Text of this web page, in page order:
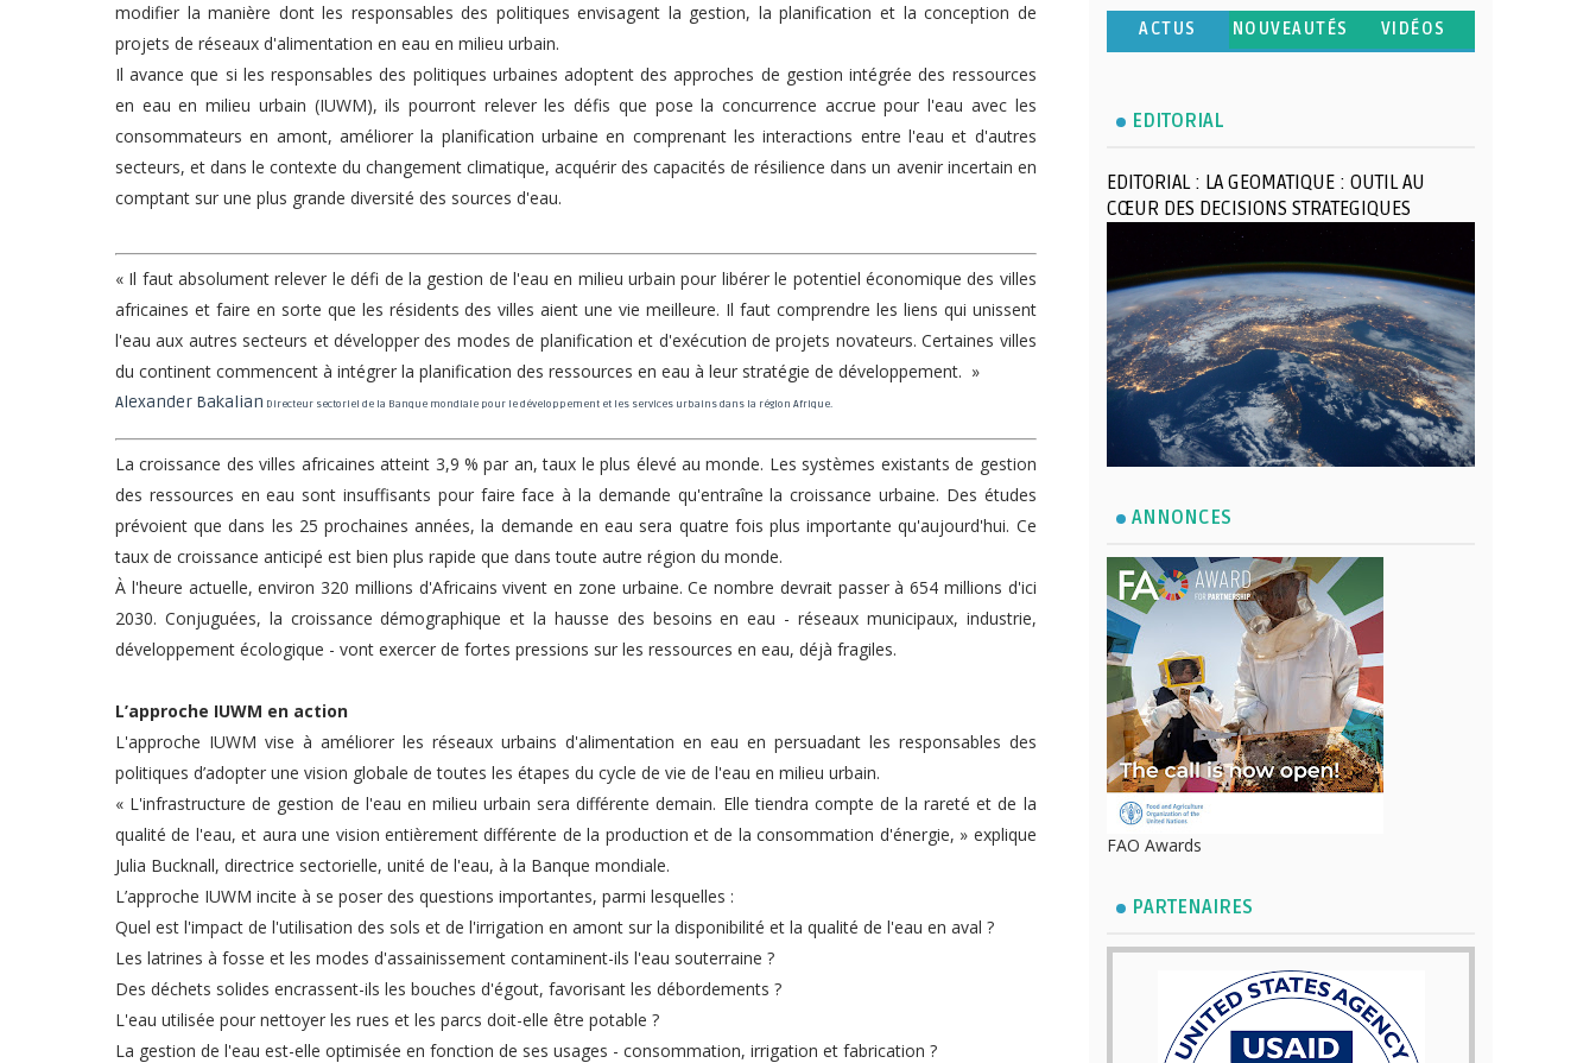
modifier la manière dont les responsables des politiques envisagent la gestion, la planification et la conception de
projets de réseaux d'alimentation en eau en milieu urbain.
Il avance que si les responsables des politiques urbaines adoptent des approches de gestion intégrée des ressources
en eau en milieu urbain (IUWM), ils pourront relever les défis que pose la concurrence accrue pour l'eau avec les
consommateurs en amont, améliorer la planification urbaine en comprenant les interactions entre l'eau et d'autres
secteurs, et dans le contexte du changement climatique, acquérir des capacités de résilience dans un avenir incertain en
comptant sur une plus grande diversité des sources d'eau.
« Il faut absolument relever le défi de la gestion de l'eau en milieu urbain pour libérer le potentiel économique des villes
africaines et faire en sorte que les résidents des villes aient une vie meilleure. Il faut comprendre les liens qui unissent
l'eau aux autres secteurs et développer des modes de planification et d'exécution de projets novateurs. Certaines villes
du continent commencent à intégrer la planification des ressources en eau à leur stratégie de développement. »
Alexander Bakalian Directeur sectoriel de la Banque mondiale pour le développement et les services urbains dans la région Afrique.
La croissance des villes africaines atteint 3,9 % par an, taux le plus élevé au monde. Les systèmes existants de gestion
des ressources en eau sont insuffisants pour faire face à la demande qu'entraîne la croissance urbaine. Des études
prévoient que dans les 25 prochaines années, la demande en eau sera quatre fois plus importante qu'aujourd'hui. Ce
taux de croissance anticipé est bien plus rapide que dans toute autre région du monde.
À l'heure actuelle, environ 320 millions d'Africains vivent en zone urbaine. Ce nombre devrait passer à 654 millions d'ici
2030. Conjuguées, la croissance démographique et la hausse des besoins en eau - réseaux municipaux, industrie,
développement écologique - vont exercer de fortes pressions sur les ressources en eau, déjà fragiles.
L’approche IUWM en action
L'approche IUWM vise à améliorer les réseaux urbains d'alimentation en eau en persuadant les responsables des
politiques d’adopter une vision globale de toutes les étapes du cycle de vie de l'eau en milieu urbain.
« L'infrastructure de gestion de l'eau en milieu urbain sera différente demain. Elle tiendra compte de la rareté et de la
qualité de l'eau, et aura une vision entièrement différente de la production et de la consommation d'énergie, » explique
Julia Bucknall, directrice sectorielle, unité de l'eau, à la Banque mondiale.
L’approche IUWM incite à se poser des questions importantes, parmi lesquelles :
Quel est l'impact de l'utilisation des sols et de l'irrigation en amont sur la disponibilité et la qualité de l'eau en aval ?
Les latrines à fosse et les modes d'assainissement contaminent-ils l'eau souterraine ?
Des déchets solides encrassent-ils les bouches d'égout, favorisant les débordements ?
L'eau utilisée pour nettoyer les rues et les parcs doit-elle être potable ?
La gestion de l'eau est-elle optimisée en fonction de ses usages - consommation, irrigation et fabrication ?
ACTUS NOUVEAUTÉS VIDÉOS
EDITORIAL
EDITORIAL : LA GEOMATIQUE : OUTIL AU
CŒUR DES DECISIONS STRATEGIQUES
ANNONCES
FAO Awards
PARTENAIRES